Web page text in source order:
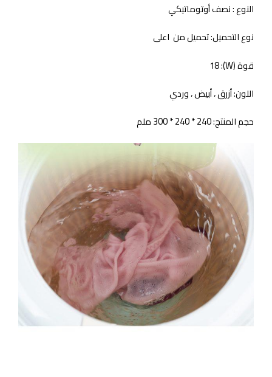
النوع : نصف أوتوماتيكي
نوع التحميل: تحميل من اعلى
قوة (W): 18
اللون: أزرق ، أبيض ، وردي
حجم المنتج: 240 * 240 * 300 ملم